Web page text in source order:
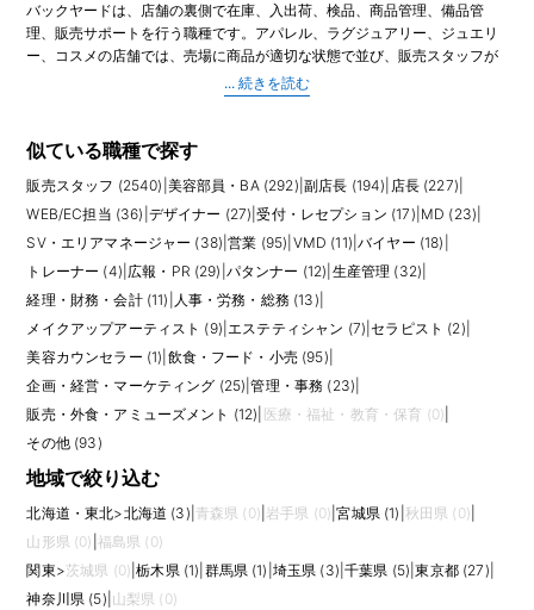
バックヤードは、店舗の裏側で在庫、入出荷、検品、商品管理、備品管
理、販売サポートを行う職種です。アパレル、ラグジュアリー、ジュエリ
ー、コスメの店舗では、売場に商品が適切な状態で並び、販売スタッフが
お客様対応に集中できるよう、バックヤード業務が店舗運営を支えていま
す。表に出る時間は少なくても、売上機会を逃さないために欠かせないポ
主な業務は、納品商品の検品、タグ付け、品出し、在庫整理、棚卸し、取
ラグジュアリーブランドでは、商品点数や高額品の管理、セキュリティ、
正確な記録が特に重視されます。繁忙期やセール、新店オープン時には、
短時間で大量の商品を整理し、売場へスムーズに供給する対応力が求めら
求人では、販売経験、在庫管理経験、倉庫や物流経験、細かな確認作業が
得意なこと、PCやハンディ端末の使用経験などが評価されます。未経験か
ら挑戦できる求人もありますが、正確性、スピード、体力、チームで連携
する姿勢が重要です。販売スタッフと密に連携するため、接客に直接出な
い場合でも、ブランドや商品の基本知識を理解していると働きやすくなり
ます。
卸しや搬入の頻度、重い荷物の取り扱い、EC出荷や修理対応の有無を確認
しましょう。店舗規模や商材によって忙しさは大きく変わります。几帳面
に作業を進めることが得意な方、販売現場を裏側から支えたい方、将来的
にオペレーションや在庫管理の専門性を高めたい方に向いた職種です。
選考では、在庫差異を減らした経験、繁忙期の納品対応、販売スタッフと
の連携、細かな確認作業を正確に進めた経験を伝えると、適性が伝わりや
地域で絞り込む
北海道・東北>北海道 (3) 青森県 (0) 岩手県 (0) |宮城県 (1) 秋田県 (0)
山形県 (0) 福島県 (0)
関東>茨城県 (0) |栃木県 (1) 群馬県 (1) 埼玉県 (3) |千葉県 (5) |東京都 (27)
神奈川県 (5) 山梨県 (0)
似ている職種で探す
販売スタッフ (2540) 美容部員・BA (292) 副店長 (194) 店長 (227)
WEB/EC担当 (36) デザイナー (27) |受付・レセプション (17) MD (23)
SV・エリアマネージャー (38) |営業 (95) VMD (11) |バイヤー (18)
トレーナー (4) 広報・PR (29) パタンナー (12) 生産管理 (32)
経理・財務・会計 (11) 人事・労務・総務 (13)
メイクアップアーティスト (9) |エステティシャン (7) |セラピスト (2)
美容カウンセラー (1) 飲食・フード・小売 (95)
企画・経営・マーケティング (25) |管理・事務 (23)
販売・外食・アミューズメント (12) 医療・福祉・教育・保育 (0)
その他 (93)